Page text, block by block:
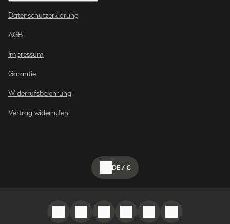
Datenschutzerklärung
AGB
Impressum
Garantie
Widerrufsbelehrung
Vertrag widerrufen
DE/€